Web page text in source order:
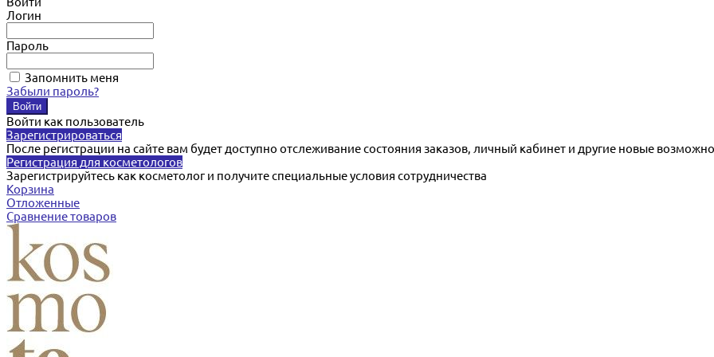
Логин
Пароль
Запомнить меня
Забыли пароль?
Войти как пользователь
Зарегистрироваться
После регистрации на сайте вам будет доступно отслеживание состояния заказов, личный кабинет и другие новые
Регистрация для косметологов
Зарегистрируйтесь как косметолог и получите специальные условия сотрудничества
Корзина
Отложенные
Сравнение товаров